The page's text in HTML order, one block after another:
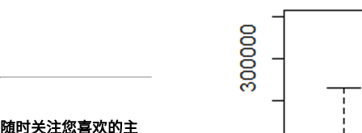
随时关注您喜欢的主